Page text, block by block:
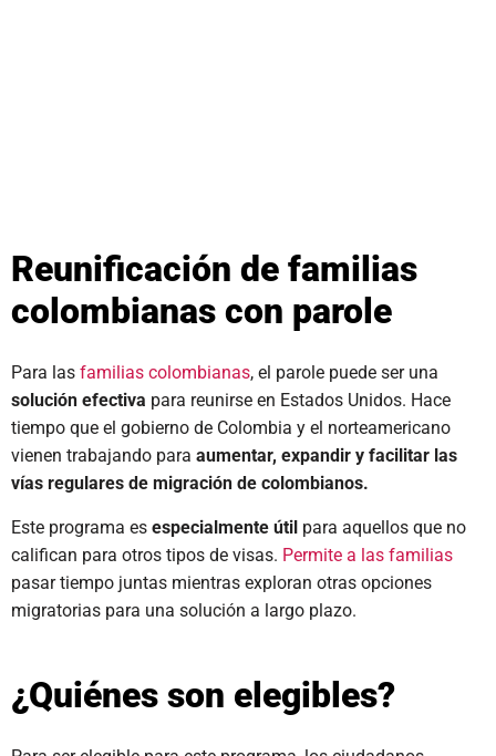
Reunificación de familias
colombianas con parole
Para las familias colombianas, el parole puede ser una
solución efectiva para reunirse en Estados Unidos. Hace
tiempo que el gobierno de Colombia y el norteamericano
vienen trabajando para aumentar, expandir y facilitar las
vías regulares de migración de colombianos.
Este programa es especialmente útil para aquellos que no
califican para otros tipos de visas. Permite a las familias
pasar tiempo juntas mientras exploran otras opciones
migratorias para una solución a largo plazo.
¿Quiénes son elegibles?